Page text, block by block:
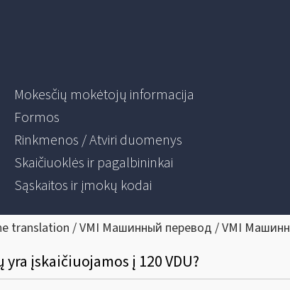
Mokesčių mokėtojų informacija
Formos
Rinkmenos / Atviri duomenys
Skaičiuoklės ir pagalbininkai
Sąskaitos ir įmokų kodai
translation / VMI Машинный перевод / VMI
įskaičiuojamos į 120 VDU?